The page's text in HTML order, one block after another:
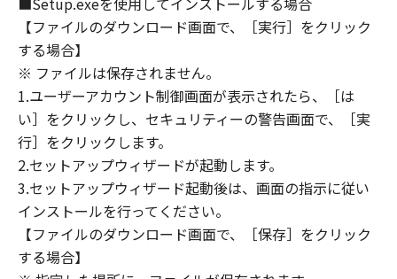
め、いかなる保証も、明示たると黙示たるとを
問わず一切しないものとします。
(2) キヤノン、キヤノンのライセンサー、キヤノ
ンの子会社、キヤノンの関連会社、それらの販
売代理店または販売店のいずれも、「本ソフト
ウェア」の使用または使用不能から生ずるいか
なる損害（逸失利益およびその他の派生的また
は付随的な損害を含むがこれらに限定されない
全ての損害を言います。）について、適用法で
認められる限り、一切の責任を負わないものと
します。たとえ、キヤノン、キヤノンのライセ
ンサー、キヤノンの子会社、キヤノンの関連会
社、それらの販売代理店または販売店がかかる
【ファイルのダウンロード画面で、［実行］をクリック
する場合】
※ ファイルは保存されません。
1.ユーザーアカウント制御画面が表示されたら、［は
い］をクリックし、セキュリティーの警告画面で、［実
行］をクリックします。
2.セットアップウィザードが起動します。
3.セットアップウィザード起動後は、画面の指示に従い
インストールを行ってください。
【ファイルのダウンロード画面で、［保存］をクリック
する場合】